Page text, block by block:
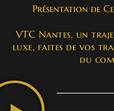
Présentation de
VTC Nantes, un
luxe, faites de vos
du